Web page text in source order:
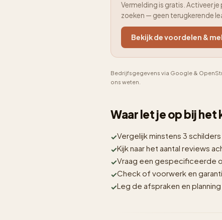
Vermelding is gratis. Activeer
zoeken — geen terugkerende
Bekijk de voordelen &
Bedrijfsgegevens via Google &
ons weten.
Waar let je op bij het
Vergelijk minstens 3
Kijk naar het aantal reviews
Vraag een gespecificeerde
Check of voorwerk en
Leg de afspraken en